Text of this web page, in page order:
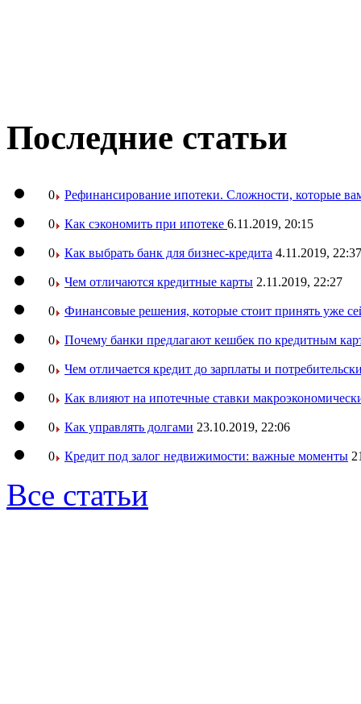
Последние статьи
0 Рефинансирование ипотеки. Сложности, которые
0 Как сэкономить при ипотеке 6.11.2019, 20:15
0 Как выбрать банк для бизнес-кредита 4.11.2019, 22:37
0 Чем отличаются кредитные карты 2.11.2019, 22:27
0 Финансовые решения, которые стоит принять уже
0 Почему банки предлагают кешбек по кредитным
0 Чем отличается кредит до зарплаты и
0 Как влияют на ипотечные ставки
0 Как управлять долгами 23.10.2019, 22:06
0 Кредит под залог недвижимости: важные моменты
Все статьи